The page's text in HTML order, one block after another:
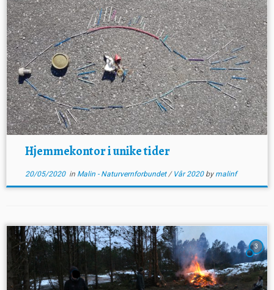
Hjemmekontor i unike tider
20/05/2020in Malin - Naturvernforbundet/ Vår 2020 by malinf
3